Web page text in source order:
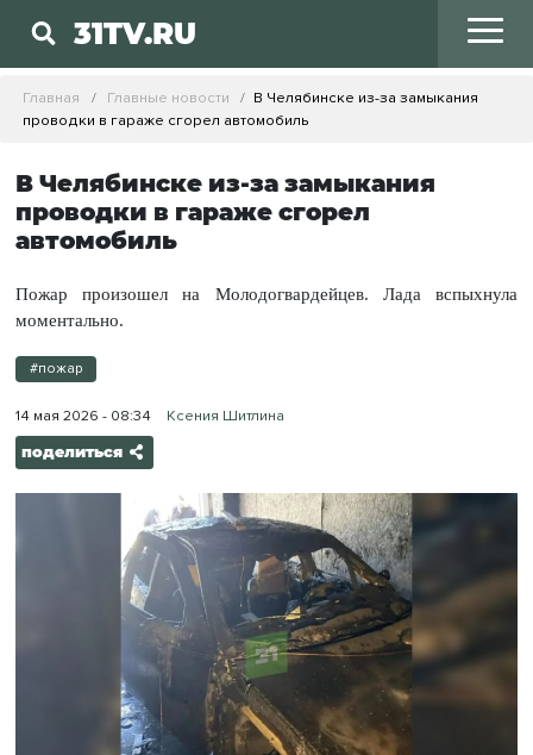
31TV.RU
Главная Главные новости
В Челябинске из-за замыкания
проводки в гараже сгорел автомобиль
В Челябинске из-за замыкания
проводки в гараже сгорел
автомобиль
Пожар произошел на Молодогвардейцев. Лада вспыхнула
моментально.
#пожар
14 мая 2026 - 08:34 Ксения Шитлина
поделиться